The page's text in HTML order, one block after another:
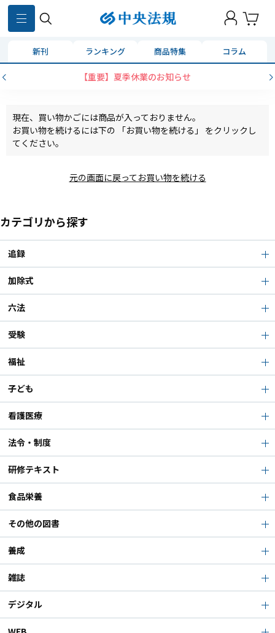
新刊 ランキング 商品特集 コラム
【重要】夏季休業のお知らせ
現在、買い物かごには商品が入っておりません。
お買い物を続けるには下の 「お買い物を続ける」 をクリックし
てください。
元の画面に戻ってお買い物を続ける
カテゴリから探す
追録
加除式
六法
受験
福祉
子ども
看護医療
法令・制度
研修テキスト
食品栄養
その他の図書
養成
雑誌
デジタル